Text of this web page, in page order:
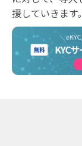
援していきます。